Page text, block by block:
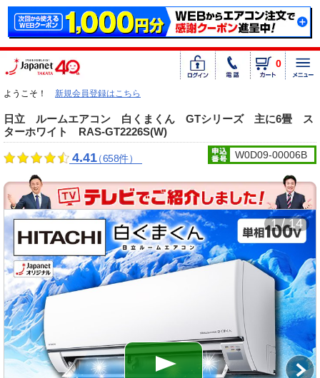
0
ようこそ！ 新規会員登録はこちら
日立 ルームエアコン 白くまくん GTシリーズ 主に6畳 ス
ターホワイト RAS-GT2226S(W)
4.41（658件） W0D09-00006B
1 / 14